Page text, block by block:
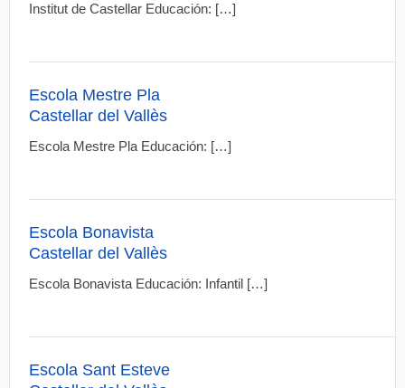
Institut de Castellar Educación: […]
Escola Mestre Pla
Castellar del Vallès
Escola Mestre Pla Educación: […]
Escola Bonavista
Castellar del Vallès
Escola Bonavista Educación: Infantil […]
Escola Sant Esteve